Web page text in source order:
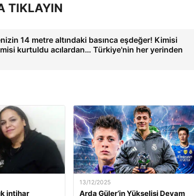
TIKLAYIN
14 metre altındaki basınca eşdeğer! Kimisi
kurtuldu acılardan… Türkiye'nin her yerinden
intihar
13/12/2025
Arda Güler’in Yükselişi Devam